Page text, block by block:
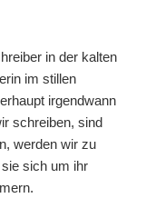
in der kalten
im stillen
irgendwann
schreiben, sind
werden wir zu
sich um ihr